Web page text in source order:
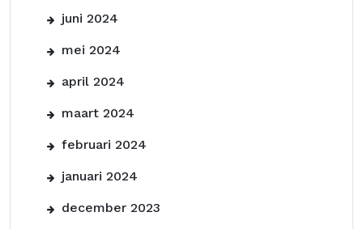
juni 2024
mei 2024
april 2024
maart 2024
februari 2024
januari 2024
december 2023